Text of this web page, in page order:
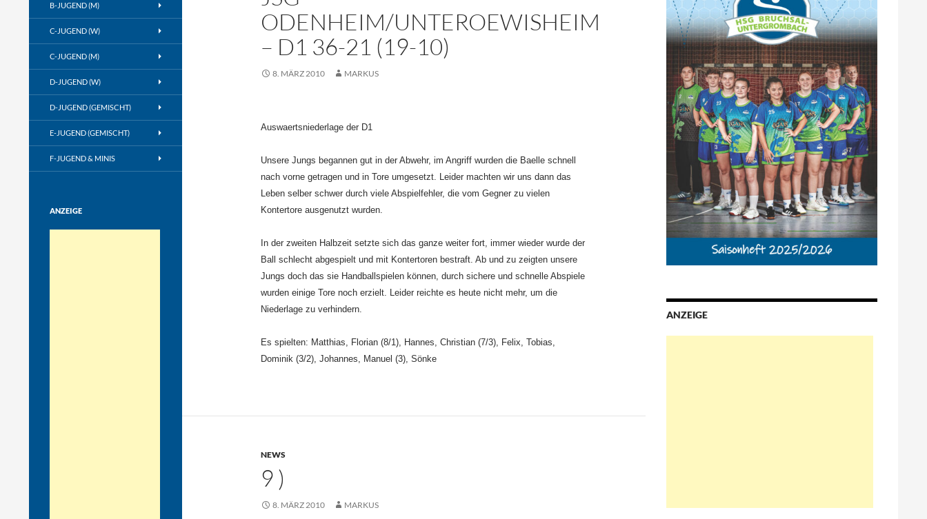
ODENHEIM/UNTEROEWISHEIM
– D1 36-21 (19-10)
8. MÄRZ 2010 MARKUS
Auswaertsniederlage der D1
Unsere Jungs begannen gut in der Abwehr, im Angriff wurden die Baelle schnell
nach vorne getragen und in Tore umgesetzt. Leider machten wir uns dann das
Leben selber schwer durch viele Abspielfehler, die vom Gegner zu vielen
Kontertore ausgenutzt wurden.
In der zweiten Halbzeit setzte sich das ganze weiter fort, immer wieder wurde der
Ball schlecht abgespielt und mit Kontertoren bestraft. Ab und zu zeigten unsere
Jungs doch das sie Handballspielen können, durch sichere und schnelle Abspiele
wurden einige Tore noch erzielt. Leider reichte es heute nicht mehr, um die
Niederlage zu verhindern.
Es spielten: Matthias, Florian (8/1), Hannes, Christian (7/3), Felix, Tobias,
Dominik (3/2), Johannes, Manuel (3), Sönke
NEWS
9 )
8. MÄRZ 2010 MARKUS
ANZEIGE
B-JUGEND (M)
C-JUGEND (W)
C-JUGEND (M)
D-JUGEND (W)
D-JUGEND (GEMISCHT)
E-JUGEND (GEMISCHT)
F-JUGEND & MINIS
ANZEIGE